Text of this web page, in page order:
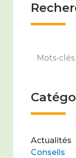
Actualités
Conseils